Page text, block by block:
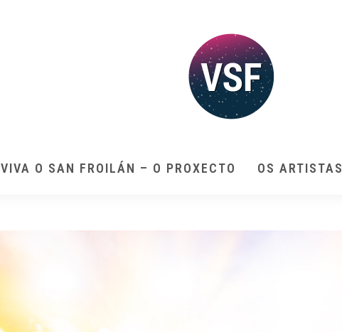
VIVA O SAN FROILÁN – O PROXECTO OS ARTISTAS